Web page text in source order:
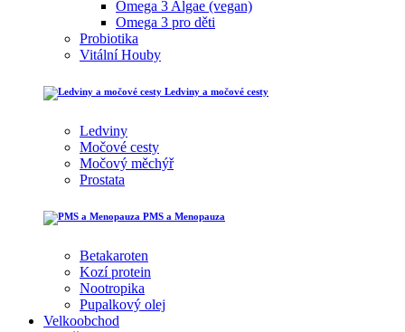
Omega 3 Algae (vegan)
Omega 3 pro děti
Probiotika
Vitální Houby
Ledviny a močové cesty
Ledviny
Močové cesty
Močový měchýř
Prostata
PMS a Menopauza
Betakaroten
Kozí protein
Nootropika
Pupalkový olej
Velkoobchod